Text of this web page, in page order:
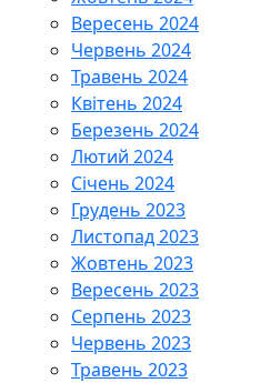
Вересень 2024
Червень 2024
Травень 2024
Квітень 2024
Березень 2024
Лютий 2024
Січень 2024
Грудень 2023
Листопад 2023
Жовтень 2023
Вересень 2023
Серпень 2023
Червень 2023
Травень 2023